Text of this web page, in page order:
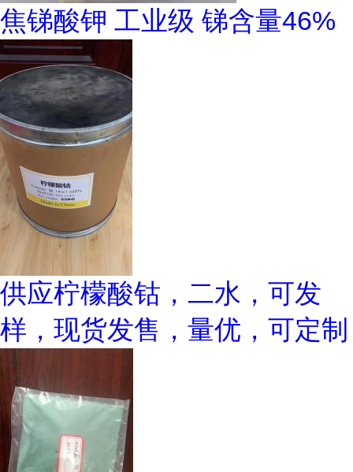
焦锑酸钾 工业级 锑含量46%
供应柠檬酸钴，二水，可发
样，现货发售，量优，可定制